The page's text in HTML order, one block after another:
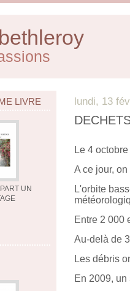
LIVRE
UN
lundi, 13
Le 4
A ce jour,
L'orbite
Entre 2 000
Au-delà de
Les débris
En 2009,